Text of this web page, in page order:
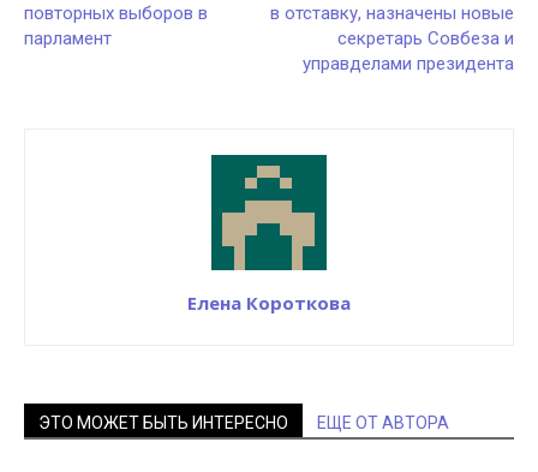
повторных выборов в
парламент
в отставку, назначены новые
секретарь Совбеза и
управделами президента
Елена Короткова
ЭТО МОЖЕТ БЫТЬ ИНТЕРЕСНО ЕЩЕ ОТ АВТОРА